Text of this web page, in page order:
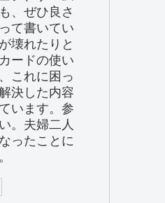
、ぜひ良さ
て書いてい
壊れたりと
ードの使い
これに困っ
決した内容
います。参
。夫婦二人
ったことに